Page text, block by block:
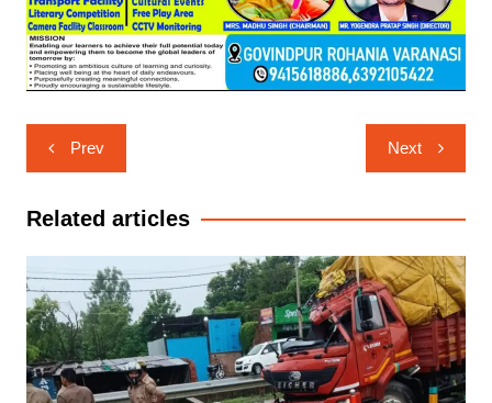
Post
navigation
Prev Next
Related articles